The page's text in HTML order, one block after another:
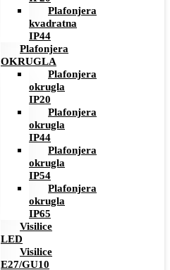
Plafonjera
kvadratna
IP44
Plafonjera
OKRUGLA
Plafonjera
okrugla
IP20
Plafonjera
okrugla
IP44
Plafonjera
okrugla
IP54
Plafonjera
okrugla
IP65
Visilice
LED
Visilice
E27/GU10